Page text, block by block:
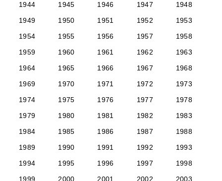
1944
1945 1946 1947
1948
1949
1950 1951 1952
1953
1954
1955 1956 1957
1958
1959
1960 1961 1962
1963
1964
1965 1966 1967
1968
1969
1970 1971 1972
1973
1974
1975 1976 1977
1978
1979
1980 1981 1982
1983
1984
1985 1986 1987
1988
1989
1990 1991 1992
1993
1994
1995 1996 1997
1998
1999
2000 2001 2002 2003